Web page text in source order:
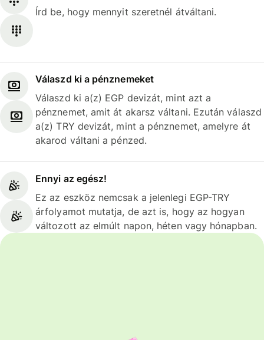
Írd be, hogy mennyit szeretnél átváltani.
Válaszd ki a pénznemeket
Válaszd ki a(z) EGP devizát, mint azt a
pénznemet, amit át akarsz váltani. Ezután válaszd
a(z) TRY devizát, mint a pénznemet, amelyre át
akarod váltani a pénzed.
Ennyi az egész!
Ez az eszköz nemcsak a jelenlegi EGP-TRY
árfolyamot mutatja, de azt is, hogy az hogyan
változott az elmúlt napon, héten vagy hónapban.